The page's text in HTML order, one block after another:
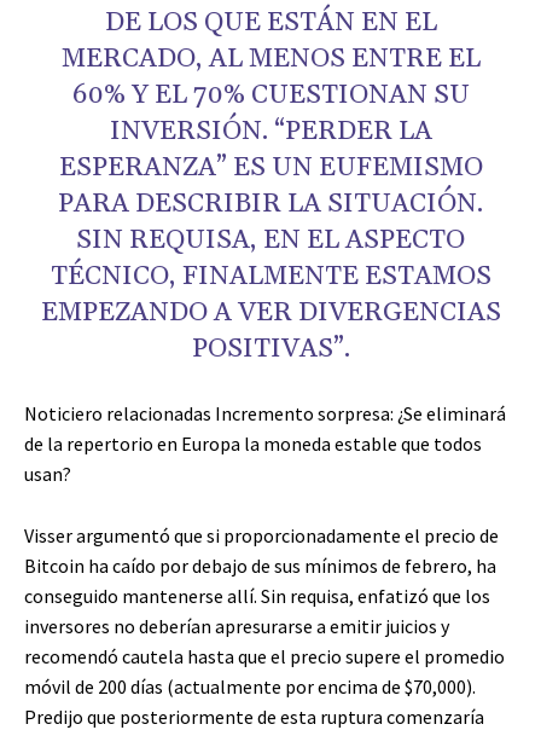
DE LOS QUE ESTÁN EN EL
MERCADO, AL MENOS ENTRE EL
60% Y EL 70% CUESTIONAN SU
INVERSIÓN. “PERDER LA
ESPERANZA” ES UN EUFEMISMO
PARA DESCRIBIR LA SITUACIÓN.
SIN REQUISA, EN EL ASPECTO
TÉCNICO, FINALMENTE ESTAMOS
EMPEZANDO A VER DIVERGENCIAS
POSITIVAS”.
Noticiero relacionadas Incremento sorpresa: ¿Se eliminará
de la repertorio en Europa la moneda estable que todos
usan?
Visser argumentó que si proporcionadamente el precio de
Bitcoin ha caído por debajo de sus mínimos de febrero, ha
conseguido mantenerse allí. Sin requisa, enfatizó que los
inversores no deberían apresurarse a emitir juicios y
recomendó cautela hasta que el precio supere el promedio
móvil de 200 días (actualmente por encima de $70,000).
Predijo que posteriormente de esta ruptura comenzaría